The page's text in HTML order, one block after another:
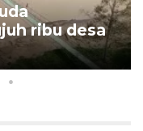
ribu desa